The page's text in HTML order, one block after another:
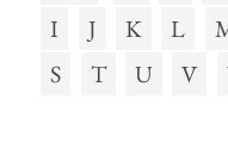
I
J K L
S
T U V